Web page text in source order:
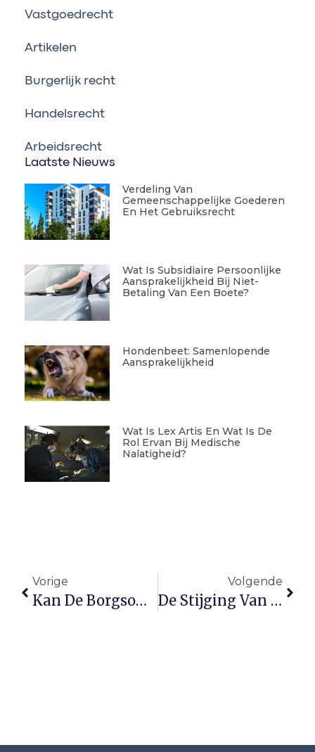
Vastgoedrecht
Artikelen
Burgerlijk recht
Handelsrecht
Arbeidsrecht
Laatste Nieuws
Verdeling Van
Gemeenschappelijke Goederen
En Het Gebruiksrecht
Wat Is Subsidiaire Persoonlijke
Aansprakelijkheid Bij Niet-
Betaling Van Een Boete?
Hondenbeet: Samenlopende
Aansprakelijkheid
Wat Is Lex Artis En Wat Is De
Rol Ervan Bij Medische
Nalatigheid?
Vorige
Kan De Borgsom Worden Verrekend Met De Laatste Maand Huur?
Volgende
De Stijging Van De Euribor: Een Probleem Dat Veel Mensen Zorgen Baart